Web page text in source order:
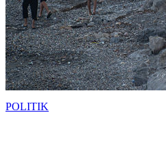
POLITIK